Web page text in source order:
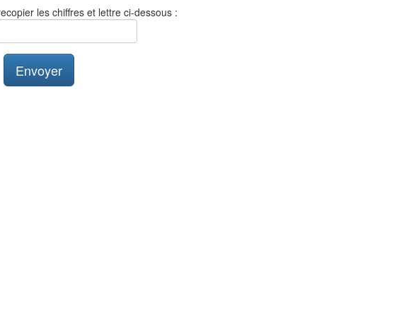
les chiffres et lettre ci-dessous :